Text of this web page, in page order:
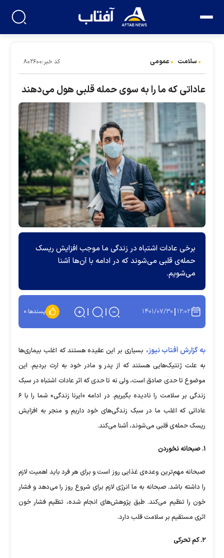
سلامت عمومی کد خبر:۸۰۲۶۰۰
عاداتی که ما را به سوی حمله قلبی هول می‌دهند
برخی عادات اشتباه در زندگی ما موجب افزایش ریسک
حمله‌ی قلبی می‌شوند که در ادامه با آن‌ها آشنا
می‌شویم.
۱۲:۰۲ ۱۴۰۱/۰۷/۳۰ پسندها:۰
به گزارش آفتاب نیوز، بسیاری بر این عقیده هستند که اغلب بیماری‌ها
به علت ژنتیک‌هایی هستند که از پدر و مادر خود به ارث بردیم. این
موضوع تا حدی صادق است، ولی نه تا حدی که اثر عادات اشتباه در سبک
زندگی بر سلامت را نادیده بگیریم. در ادامه «ایرنا زندگی» شما را با ۶
عاداتی که اغلب ما در سبک زندگی‌های خود داریم و منجر به افزایش
ریسک حمله‌ی قلبی می‌شوند، آشنا می‌کند.
۱. صبحانه نخوردن
صبحانه مهم‌ترین وعده‌ی غذایی روز است و برای هر فرد باید اهمیت لازم
را داشته باشد. صبحانه به ما انرژی لازم برای شروع روز را می‌دهد و فشار
خون را تنظیم می‌کند. طبق پژوهش‌های انجام شده، تنظیم فشار خون
اثری مستقیم بر سلامت قلب دارد.
۲. کم تحرکی